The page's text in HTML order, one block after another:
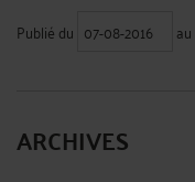
Publié du au
ARCHIVES